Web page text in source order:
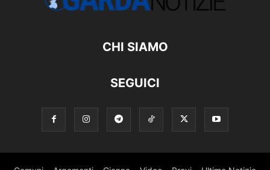
CHI SIAMO
SEGUICI